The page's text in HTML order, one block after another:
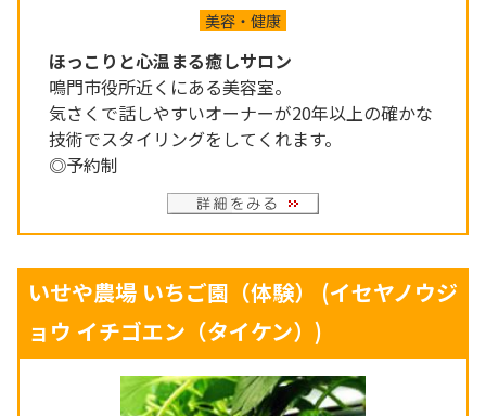
美容・健康
ほっこりと心温まる癒しサロン
鳴門市役所近くにある美容室。
気さくで話しやすいオーナーが20年以上の確かな
技術でスタイリングをしてくれます。
◎予約制
いせや農場 いちご園（体験） (イセヤノウジ
ョウ イチゴエン（タイケン）)